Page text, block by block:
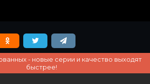
- новые серии и качество выходят
быстрее!